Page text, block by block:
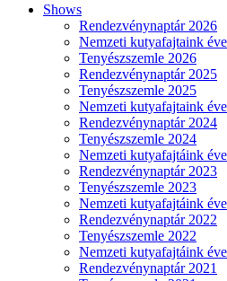
Shows
Rendezvénynaptár 2026
Nemzeti kutyafajtaink
Tenyészszemle 2026
Rendezvénynaptár 2025
Tenyészszemle 2025
Nemzeti kutyafajtaink
Rendezvénynaptár 2024
Tenyészszemle 2024
Nemzeti kutyafajtáink
Rendezvénynaptár 2023
Tenyészszemle 2023
Nemzeti kutyafajtáink
Rendezvénynaptár 2022
Tenyészszemle 2022
Nemzeti kutyafajtáink
Rendezvénynaptár 2021